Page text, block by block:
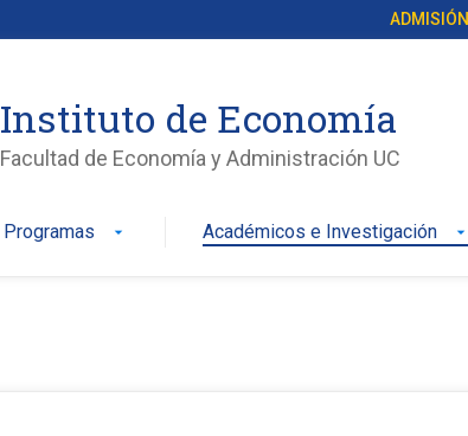
ADMISIÓN
Instituto de Economía
Facultad de Economía y Administración UC
Programas arrow_drop_down Académicos e Investigación arrow_drop_down